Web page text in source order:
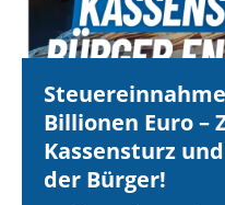
Billionen Euro –
Kassensturz
der Bürger!